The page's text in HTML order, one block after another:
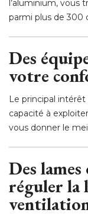
l’aluminium,
parmi plus de 300
Des
votre
Le principal intérêt
capacité à
vous donner le
Des
réguler la